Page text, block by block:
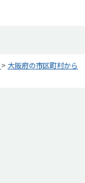
> 大阪府の市区町村から